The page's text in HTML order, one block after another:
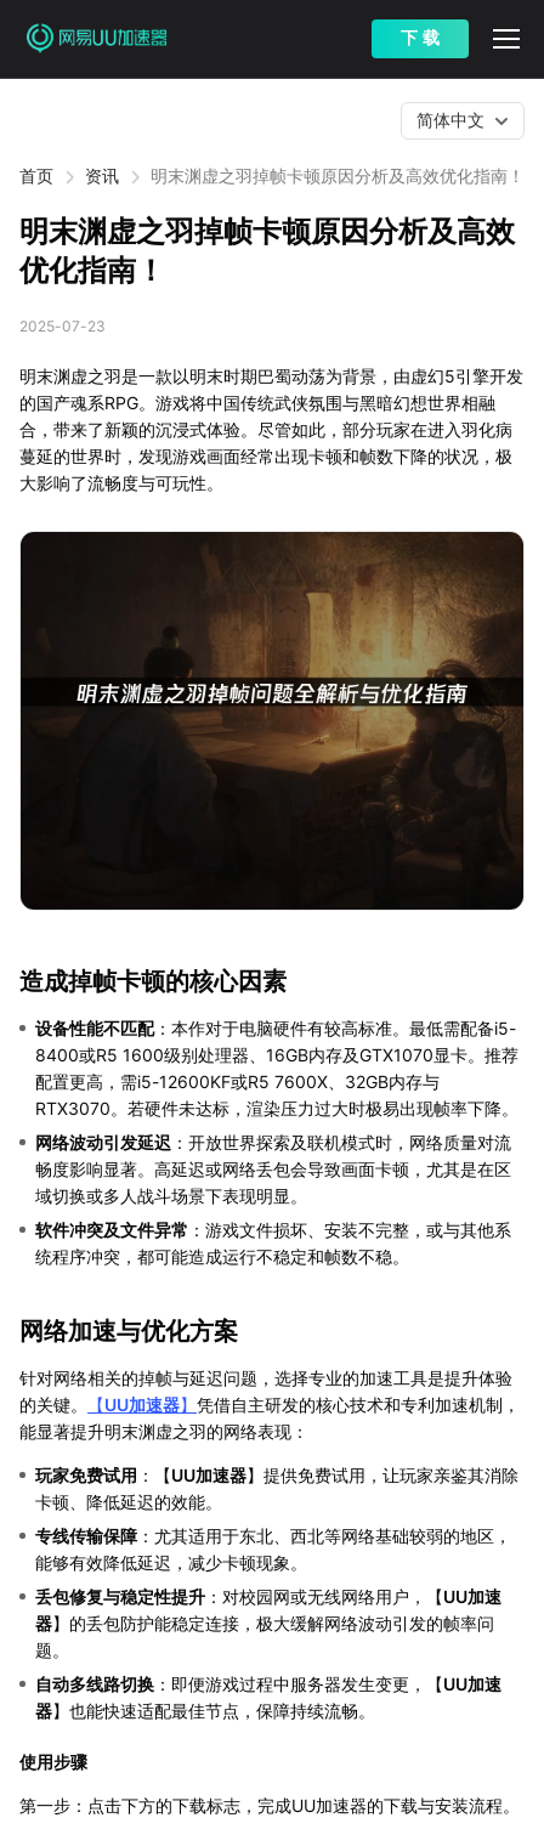
下 载
首页 资讯 明末渊虚之羽掉帧卡顿原因分析及高效优化指南！
简体中文
明末渊虚之羽掉帧卡顿原因分析及高效
优化指南！
2025-07-23
明末渊虚之羽是一款以明末时期巴蜀动荡为背景，由虚幻5引擎开发
的国产魂系RPG。游戏将中国传统武侠氛围与黑暗幻想世界相融
合，带来了新颖的沉浸式体验。尽管如此，部分玩家在进入羽化病
蔓延的世界时，发现游戏画面经常出现卡顿和帧数下降的状况，极
大影响了流畅度与可玩性。
造成掉帧卡顿的核心因素
设备性能不匹配：本作对于电脑硬件有较高标准。最低需配备i5-
8400或R5 1600级别处理器、16GB内存及GTX1070显卡。推荐
配置更高，需i5-12600KF或R5 7600X、32GB内存与
RTX3070。若硬件未达标，渲染压力过大时极易出现帧率下降。
网络波动引发延迟 ：开放世界探索及联机模式时，网络质量对流
畅度影响显著。高延迟或网络丢包会导致画面卡顿，尤其是在区
域切换或多人战斗场景下表现明显。
软件冲突及文件异常 ：游戏文件损坏、安装不完整，或与其他系
统程序冲突，都可能造成运行不稳定和帧数不稳。
网络加速与优化方案
针对网络相关的掉帧与延迟问题，选择专业的加速工具是提升体验
的关键。
【UU加速器】 凭借自主研发的核心技术和专利加速机制，
能显著提升明末渊虚之羽的网络表现：
玩家免费试用 ：【UU加速器】提供免费试用，让玩家亲鉴其消除
卡顿、降低延迟的效能。
专线传输保障 ：尤其适用于东北、西北等网络基础较弱的地区，
能够有效降低延迟，减少卡顿现象。
丢包修复与稳定性提升 ：对校园网或无线网络用户，【UU加速
器】的丢包防护能稳定连接，极大缓解网络波动引发的帧率问
题。
自动多线路切换 ：即便游戏过程中服务器发生变更，【UU加速
器】也能快速适配最佳节点，保障持续流畅。
使用步骤
第一步：点击下方的下载标志，完成UU加速器的下载与安装流程。